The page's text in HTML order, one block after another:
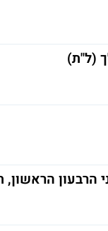
(ל"ת)
הרבעון הראשון,